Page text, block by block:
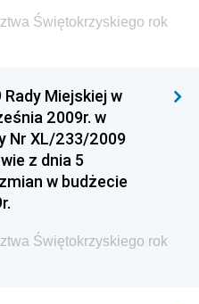
Finansów, Inwestycji i
Sportu
Funduszy i Polityki
Aktywów Państwowych
Zdrowia
Środowiska i Głównego
Świętokrzyskiego rok
Miejskiej w
2009r. w
Nr XL/233/2009
z dnia 5
w budżecie
Świętokrzyskiego rok